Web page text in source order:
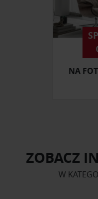
NA
ZOBACZ
W